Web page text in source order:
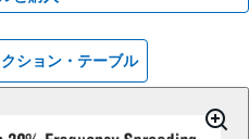
ション・テーブル